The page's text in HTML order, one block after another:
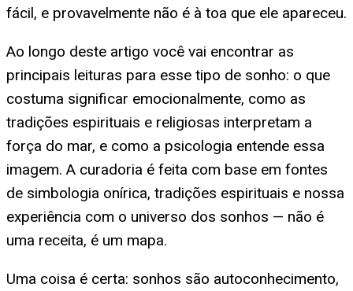
fácil, e provavelmente não é à toa que ele apareceu.
Ao longo deste artigo você vai encontrar as
principais leituras para esse tipo de sonho: o que
costuma significar emocionalmente, como as
tradições espirituais e religiosas interpretam a
força do mar, e como a psicologia entende essa
imagem. A curadoria é feita com base em fontes
de simbologia onírica, tradições espirituais e nossa
experiência com o universo dos sonhos — não é
uma receita, é um mapa.
Uma coisa é certa: sonhos são autoconhecimento,